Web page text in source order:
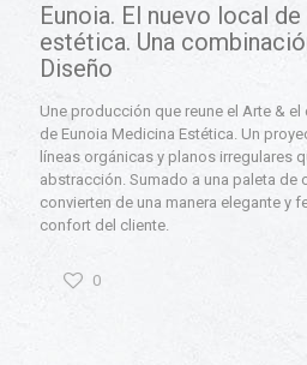
Eunoia. El nuevo local
estética. Una
Diseño
Une producción que reune el Arte &
de Eunoia Medicina Estética. Un
líneas orgánicas y planos irregulares
abstracción. Sumado a una paleta de
convierten de una manera elegante y
confort del cliente.
0